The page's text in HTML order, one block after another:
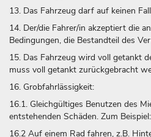
13. Das Fahrzeug darf auf keinen
14. Der/die Fahrer/in akzeptiert die
Bedingungen, die Bestandteil des
15. Das Fahrzeug wird voll getankt
muss voll getankt zurückgebracht
16. Grobfahrlässigkeit:
16.1. Gleichgültiges Benutzen des
entstehenden Schäden. Zum Beispiel:
16.2 Auf einem Rad fahren, z.B.